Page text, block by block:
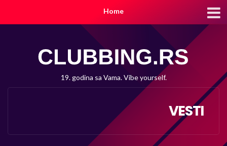
Home
19. godina sa Vama. Vibe yourself.
VESTI